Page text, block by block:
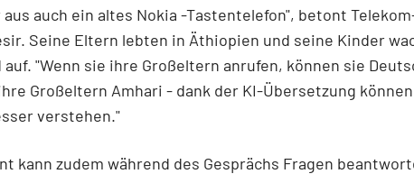
auch ein altes Nokia -Tastentelefon", betont
Seine Eltern lebten in Äthiopien und seine Kinder
auf. "Wenn sie ihre Großeltern anrufen, können sie
Großeltern Amhari - dank der KI-Übersetzung
verstehen."
kann zudem während des Gesprächs Fragen